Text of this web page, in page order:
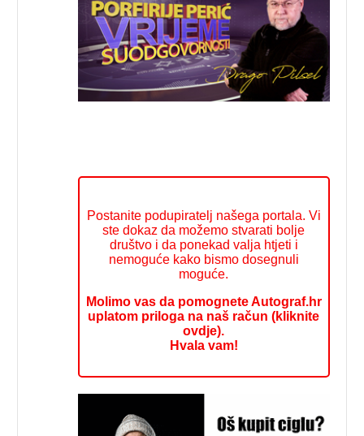
Postanite podupiratelj našega portala. Vi
ste dokaz da možemo stvarati bolje
društvo i da ponekad valja htjeti i
nemoguće kako bismo dosegnuli
moguće.
Molimo vas da pomognete Autograf.hr
uplatom priloga na naš račun (kliknite
ovdje).
Hvala vam!